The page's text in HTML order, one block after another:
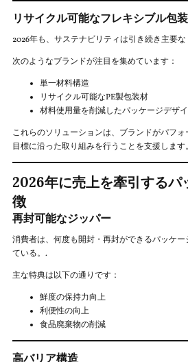
リサイクル可能なフレキシブル包装
2026年も、サステナビリティは引き続き主要
次のようなブランドが注目を集めています：
単一材料構造
リサイクル可能なPE製包装材
材料使用量を削減したパッケージデザ
これらのソリューションは、ブランドがパフ
目標に沿った取り組みを行うことを支援します
2026年に売上を牽引する
徴
再封可能なジッパー
消費者は、何度も開封・再封ができるパッケ
ている。.
主な特典は以下の通りです：
鮮度の保持力向上
利便性の向上
食品廃棄物の削減